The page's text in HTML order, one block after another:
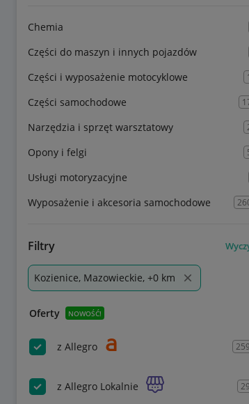
Chemia
Części do maszyn i innych pojazdów
Części i wyposażenie motocyklowe
Części samochodowe
Narzędzia i sprzęt warsztatowy
Opony i felgi
Usługi motoryzacyjne
Wyposażenie i akcesoria samochodowe
Filtry
Kozienice, Mazowieckie, +0 km
Oferty NOWOŚĆ!
z Allegro
z Allegro Lokalnie